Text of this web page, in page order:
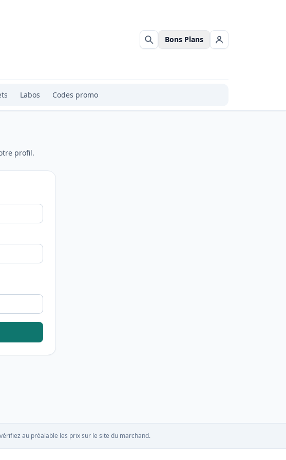
Rechercher
Bons Plans Se connecter
Labos Codes promo
profil.
au préalable les prix sur le site du marchand.